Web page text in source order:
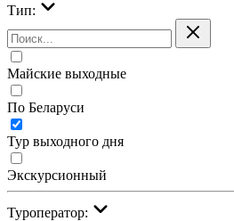
Тип:
Майские выходные
По Беларуси
Тур выходного дня
Экскурсионный
Туроператор: